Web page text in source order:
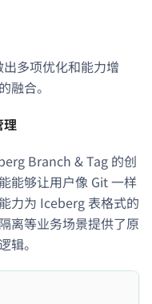
多项优化和能力增
融合。
理
Branch & Tag 的创
能够让用户像 Git 一样
力为 Iceberg 表格式的
离等业务场景提供了原
辑。